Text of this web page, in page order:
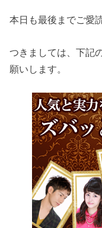
本日も最後までご愛
つきましては、下記
願いします。